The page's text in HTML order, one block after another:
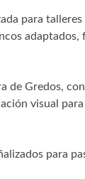
para
de Gredos,
visual
para